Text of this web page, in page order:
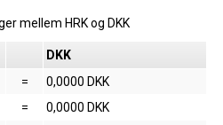
mellem HRKog DKK
DKK
=
0,0000 DKK
=
0,0000 DKK